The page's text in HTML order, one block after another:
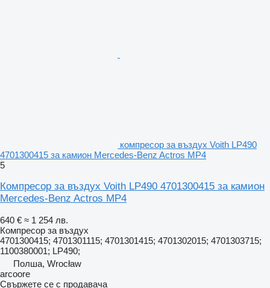
компресор за въздух Voith LP490
4701300415 за камион Mercedes-Benz Actros MP4
5
Компресор за въздух Voith LP490 4701300415 за камион
Mercedes-Benz Actros MP4
640 € ≈ 1 254 лв.
Компресор за въздух
4701300415; 4701301115; 4701301415; 4701302015; 4701303715;
1100380001; LP490;
Полша, Wrocław
arcoore
Свържете се с продавача